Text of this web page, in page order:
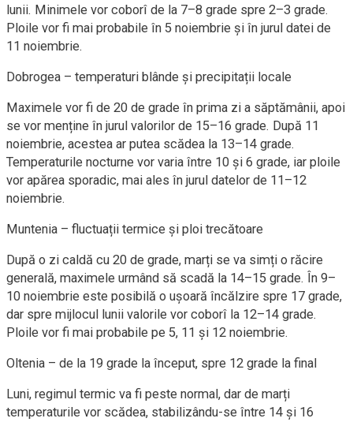
lunii. Minimele vor coborî de la 7–8 grade spre 2–3 grade.
Ploile vor fi mai probabile în 5 noiembrie și în jurul datei de
11 noiembrie.
Dobrogea – temperaturi blânde și precipitații locale
Maximele vor fi de 20 de grade în prima zi a săptămânii, apoi
se vor menține în jurul valorilor de 15–16 grade. După 11
noiembrie, acestea ar putea scădea la 13–14 grade.
Temperaturile nocturne vor varia între 10 și 6 grade, iar ploile
vor apărea sporadic, mai ales în jurul datelor de 11–12
noiembrie.
Muntenia – fluctuații termice și ploi trecătoare
După o zi caldă cu 20 de grade, marți se va simți o răcire
generală, maximele urmând să scadă la 14–15 grade. În 9–
10 noiembrie este posibilă o ușoară încălzire spre 17 grade,
dar spre mijlocul lunii valorile vor coborî la 12–14 grade.
Ploile vor fi mai probabile pe 5, 11 și 12 noiembrie.
Oltenia – de la 19 grade la început, spre 12 grade la final
Luni, regimul termic va fi peste normal, dar de marți
temperaturile vor scădea, stabilizându-se între 14 și 16